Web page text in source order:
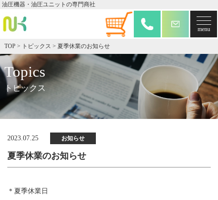
油圧機器・油圧ユニットの専門商社
TOP > トピックス > 夏季休業のお知らせ
Topics
トピックス
2023.07.25 お知らせ
夏季休業のお知らせ
＊夏季休業日